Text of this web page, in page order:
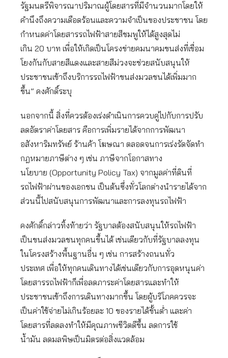
รัฐมนตรีพิจารณาปริมาณผู้โดยสารที่มีจำนวนมากโดยให้
คำนึงถึงความเดือดร้อนและความจำเป็นของประชาชน โดย
กำหนดค่าโดยสารรถไฟฟ้าสายสีชมพูให้ได้สูงสุดไม่
เกิน 20 บาท เพื่อให้เกิดเป็นโครงข่ายคมนาคมขนส่งที่เชื่อม
โยงกันกับสายสีแดงและสายสีม่วงจะช่วยสนับสนุนให้
ประชาชนเข้าถึงบริการรถไฟฟ้าขนส่งมวลชนได้เพิ่มมาก
ขึ้น” คงศักดิ์ระบุ
นอกจากนี้ สิ่งที่ควรต้องเร่งดำเนินการควบคู่ไปกับการปรับ
ลดอัตราค่าโดยสาร คือการเพิ่มรายได้จากการพัฒนา
อสังหาริมทรัพย์ ร้านค้า โฆษณา ตลอดจนการเร่งรัดจัดทำ
กฎหมายภาษีต่าง ๆ เช่น ภาษีจากโอกาสทาง
นโยบาย (Opportunity Policy Tax) จากมูลค่าที่ดินที่
รถไฟฟ้าผ่านของเอกชน เป็นต้นซึ่งทั่วโลกต่างนำรายได้จาก
ส่วนนี้ไปสนับสนุนการพัฒนาและการลงทุนรถไฟฟ้า
คงศักดิ์กล่าวทิ้งท้ายว่า รัฐบาลต้องสนับสนุนให้รถไฟฟ้า
เป็นขนส่งมวลชนทุกคนขึ้นได้ เช่นเดียวกับที่รัฐบาลลงทุน
ในโครงสร้างพื้นฐานอื่น ๆ เช่น การสร้างถนนทั่ว
ประเทศ เพื่อให้ทุกคนเดินทางได้เช่นเดียวกับการอุดหนุนค่า
โดยสารรถไฟฟ้าก็เพื่อลดภาระค่าโดยสารและทำให้
ประชาชนเข้าถึงการเดินทางมากขึ้น โดยผู้บริโภคควรจะ
เป็นค่าใช้จ่ายไม่เกินร้อยละ 10 ของรายได้ขั้นต่ำ และค่า
โดยสารที่ลดลงทำให้มีคุณภาพชีวิตดีขึ้น ลดการใช้
น้ำมัน ลดมลพิษเป็นมิตรต่อสิ่งแวดล้อม